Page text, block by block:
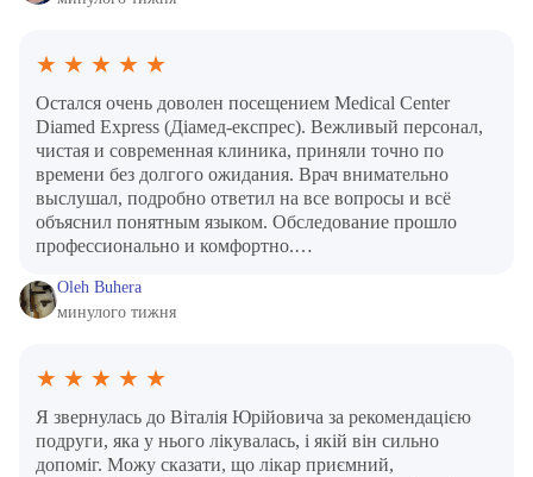
★ ★ ★ ★ ★
Остался очень доволен посещением Medical Center
Diamed Express (Діамед-експрес). Вежливый персонал,
чистая и современная клиника, приняли точно по
времени без долгого ожидания. Врач внимательно
выслушал, подробно ответил на все вопросы и всё
объяснил понятным языком. Обследование прошло
профессионально и комфортно.…
Oleh Buhera
минулого тижня
★ ★ ★ ★ ★
Я звернулась до Віталія Юрійовича за рекомендацією
подруги, яка у нього лікувалась, і якій він сильно
допоміг. Можу сказати, що лікар приємний,